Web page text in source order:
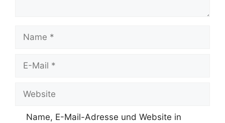
Name
Website
Name, E-Mail-Adresse und Website in